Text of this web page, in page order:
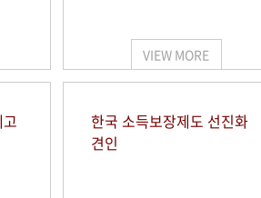
VIEW MORE
한국 소득보장제도 선진화
견인